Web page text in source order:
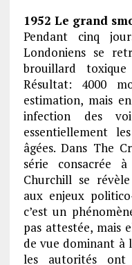
1952 Le grand
Pendant cinq
Londoniens se
brouillard
Résultat: 4000
estimation, mais
infection des
essentiellement
âgées. Dans The
série consacrée
Churchill se
aux enjeux
c’est un
pas attestée, mais
de vue dominant à
les autorités